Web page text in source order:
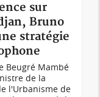
sur
Bruno
stratégie
Beugré Mambé
de la
l'Urbanisme de